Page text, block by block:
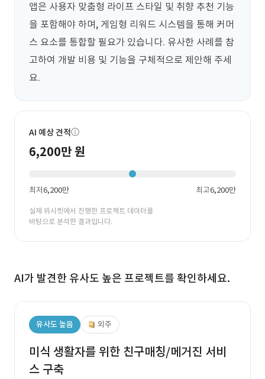
앱은 사용자 맞춤형 라이프 스타일 및 취향 추천 기능
을 포함해야 하며, 게임형 리워드 시스템을 통해 커머
스 요소를 통합할 필요가 있습니다. 유사한 사례를 참
고하여 개발 비용 및 기능을 구체적으로 제안해 주세
요.
AI 예상 견적
6,200만 원
최저6,200만 최고6,200만
실제 위시켓에서 진행한 프로젝트 데이터를
바탕으로 분석한 결과입니다.
AI가 발견한 유사도 높은 프로젝트를 확인하세요.
유사도 높음 외주
미식 생활자를 위한 친구매칭/메거진 서비
스 구축